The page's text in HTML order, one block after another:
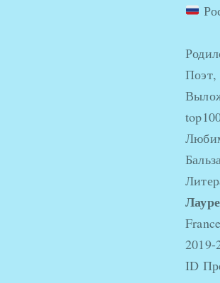
Поэт,
2019-
ID